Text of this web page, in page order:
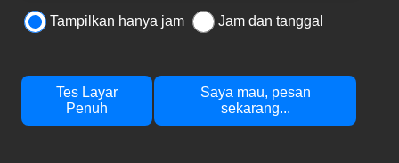
Tampilkan hanya jam Jam dan tanggal
Tes Layar
Penuh
Saya mau, pesan
sekarang...